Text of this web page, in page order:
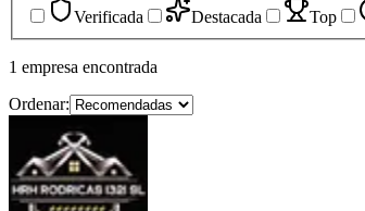
Verificada
Destacada Top
1 empresa encontrada
Ordenar: